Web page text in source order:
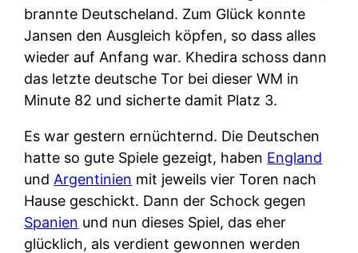
brannte Deutscheland. Zum Glück konnte
Jansen den Ausgleich köpfen, so dass alles
wieder auf Anfang war. Khedira schoss dann
das letzte deutsche Tor bei dieser WM in
Minute 82 und sicherte damit Platz 3.
Es war gestern ernüchternd. Die Deutschen
hatte so gute Spiele gezeigt, haben England
und Argentinien mit jeweils vier Toren nach
Hause geschickt. Dann der Schock gegen
Spanien und nun dieses Spiel, das eher
glücklich, als verdient gewonnen werden